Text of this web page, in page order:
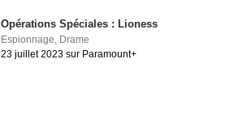
Opérations Spéciales : Lioness
Espionnage, Drame
23 juillet 2023 sur Paramount+